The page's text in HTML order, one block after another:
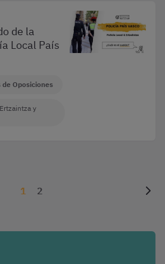
de la
Local País
de Oposiciones
y
1 2